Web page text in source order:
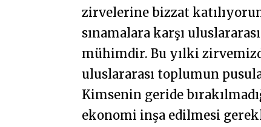
zirvelerine bizzat
sınamalara karşı
mühimdir. Bu yılki
uluslararası toplumun
Kimsenin geride
ekonomi inşa edilmesi